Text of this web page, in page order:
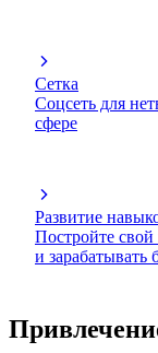
Сетка
Соцсеть для
сфере
Развитие
Постройте
и зарабатывать